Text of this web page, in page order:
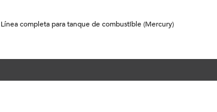
Línea completa para tanque de combustible (Mercury)